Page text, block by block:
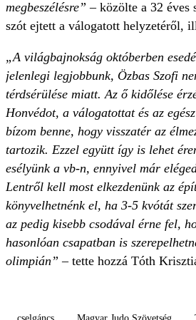
megbeszélésre” – közölte a 32 éves
szót ejtett a válogatott helyzetéről,
„A világbajnokság októberben
jelenlegi legjobbunk, Özbas Szofi
térdsérülése miatt. Az ő kidőlése
Honvédot, a válogatottat és az
bízom benne, hogy visszatér az
tartozik. Ezzel együtt így is lehet
esélyünk a vb-n, ennyivel már
Lentről kell most elkezdenünk az
könyvelhetnénk el, ha 3-5 kvótát
az pedig kisebb csodával érne fel,
hasonlóan csapatban is
olimpián” – tette hozzá Tóth